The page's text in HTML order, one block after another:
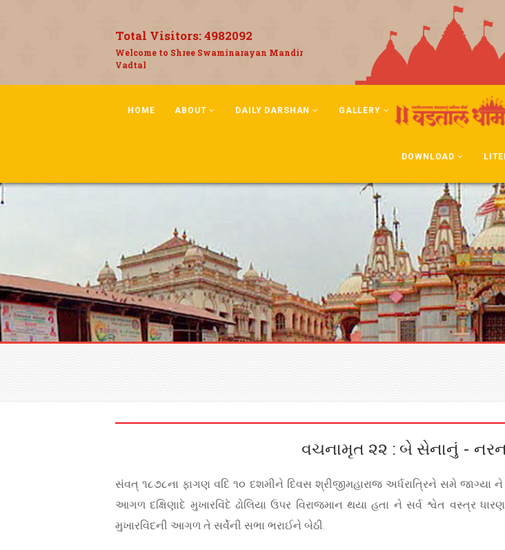
Total Visitors:4982092
Welcome to Shree Swaminarayan Mandir
Vadtal
HOME ABOUT DAILY DARSHAN GALLERY
DOWNLOAD
વચનામૃત ૨૨ : બે સેનાનું -
સંવત્ ૧૮૭૮ના ફાગણ વદિ ૧૦ દશમીને દિવસ શ્રીજીમહારાજ અર્ધરાત્રિને સમે જાગ્યા ને
આગળ દક્ષિણાદે મુખારવિંદે ઢોલિયા ઉપર વિરાજમાન થયા હતા ને સર્વ શ્વેત વસ્ત્ર
મુખારવિંદની આગળ તે સર્વેની સભા ભરાઈને બેઠી.